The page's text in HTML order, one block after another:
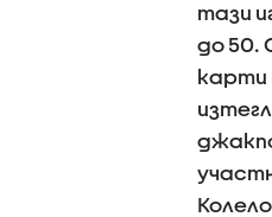
тази
до 50.
карти